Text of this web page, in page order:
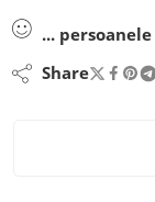
... persoanele
Share